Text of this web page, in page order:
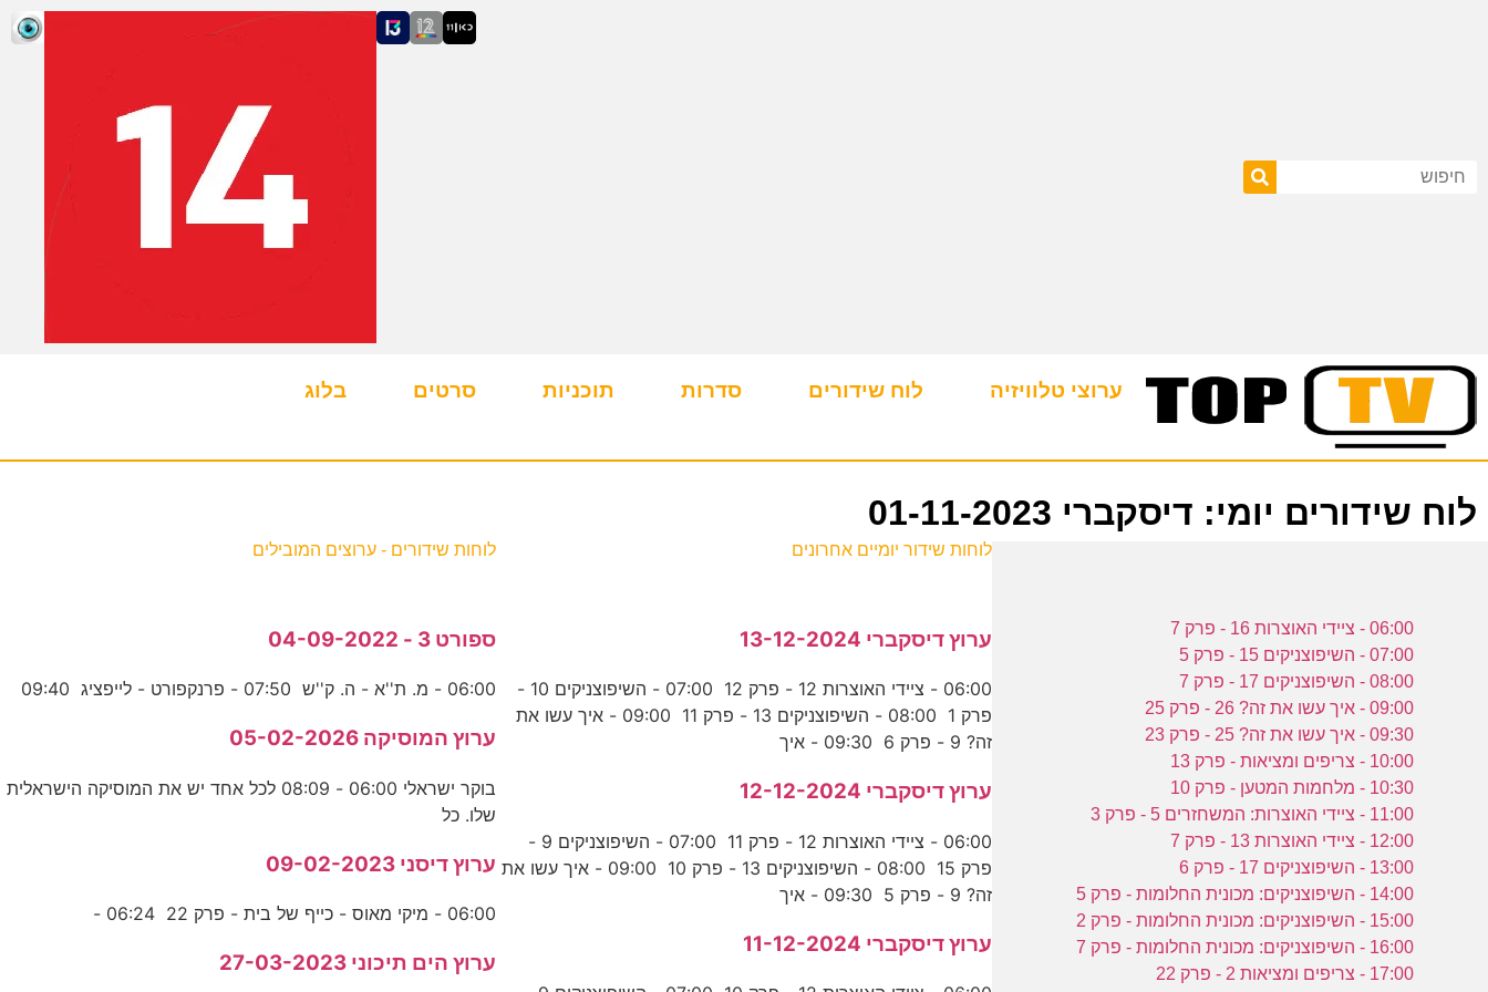
ערוצי טלוויזיה לוח שידורים סדרות תוכניות סרטים בלוג
לוח שידורים יומי: דיסקברי 01-11-2023
06:00 - ציידי האוצרות 16 - פרק 7
07:00 - השיפוצניקים 15 - פרק 5
08:00 - השיפוצניקים 17 - פרק 7
09:00 - איך עשו את זה? 26 - פרק 25
09:30 - איך עשו את זה? 25 - פרק 23
10:00 - צריפים ומציאות - פרק 13
10:30 - מלחמות המטען - פרק 10
11:00 - ציידי האוצרות: המשחזרים 5 - פרק 3
12:00 - ציידי האוצרות 13 - פרק 7
13:00 - השיפוצניקים 17 - פרק 6
14:00 - השיפוצניקים: מכונית החלומות - פרק 5
15:00 - השיפוצניקים: מכונית החלומות - פרק 2
16:00 - השיפוצניקים: מכונית החלומות - פרק 7
17:00 - צריפים ומציאות 2 - פרק 22
לוחות שידור יומיים אחרונים
ערוץ דיסקברי 13-12-2024
06:00 - ציידי האוצרות 12 - פרק 12 07:00 - השיפוצניקים 10 -
פרק 1 08:00 - השיפוצניקים 13 - פרק 11 09:00 - איך עשו את
זה? 9 - פרק 6 09:30 - איך
ערוץ דיסקברי 12-12-2024
06:00 - ציידי האוצרות 12 - פרק 11 07:00 - השיפוצניקים 9 -
פרק 15 08:00 - השיפוצניקים 13 - פרק 10 09:00 - איך עשו את
זה? 9 - פרק 5 09:30 - איך
ערוץ דיסקברי 11-12-2024
לוחות שידורים - ערוצים המובילים
ספורט 3 - 04-09-2022
06:00 - מ. ת''א - ה. ק''ש 07:50 - פרנקפורט - לייפציג 09:40
ערוץ המוסיקה 05-02-2026
בוקר ישראלי 06:00 - 08:09 לכל אחד יש את המוסיקה הישראלית
שלו. כל
ערוץ דיסני 09-02-2023
06:00 - מיקי מאוס - כייף של בית - פרק 22 06:24 -
ערוץ הים תיכוני 27-03-2023